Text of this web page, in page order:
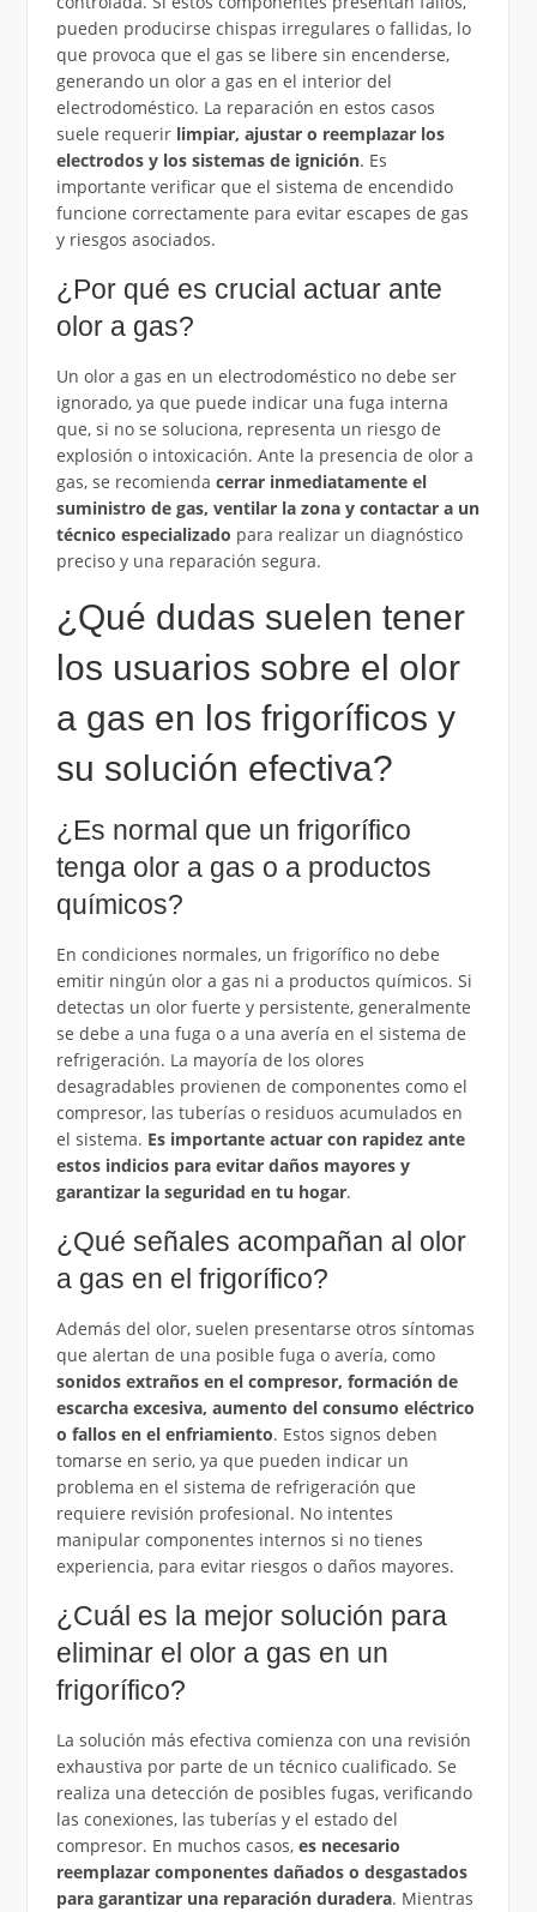
pueden producirse chispas irregulares o fallidas, lo
que provoca que el gas se libere sin encenderse,
generando un olor a gas en el interior del
electrodoméstico. La reparación en estos casos
suele requerir limpiar, ajustar o reemplazar los
electrodos y los sistemas de ignición. Es
importante verificar que el sistema de encendido
funcione correctamente para evitar escapes de gas
y riesgos asociados.
¿Por qué es crucial actuar ante
olor a gas?
Un olor a gas en un electrodoméstico no debe ser
ignorado, ya que puede indicar una fuga interna
que, si no se soluciona, representa un riesgo de
explosión o intoxicación. Ante la presencia de olor a
gas, se recomienda cerrar inmediatamente el
suministro de gas, ventilar la zona y contactar a un
técnico especializado para realizar un diagnóstico
preciso y una reparación segura.
¿Qué dudas suelen tener
los usuarios sobre el olor
a gas en los frigoríficos y
su solución efectiva?
¿Es normal que un frigorífico
tenga olor a gas o a productos
químicos?
En condiciones normales, un frigorífico no debe
emitir ningún olor a gas ni a productos químicos. Si
detectas un olor fuerte y persistente, generalmente
se debe a una fuga o a una avería en el sistema de
refrigeración. La mayoría de los olores
desagradables provienen de componentes como el
compresor, las tuberías o residuos acumulados en
el sistema. Es importante actuar con rapidez ante
estos indicios para evitar daños mayores y
garantizar la seguridad en tu hogar.
¿Qué señales acompañan al olor
a gas en el frigorífico?
Además del olor, suelen presentarse otros síntomas
que alertan de una posible fuga o avería, como
sonidos extraños en el compresor, formación de
escarcha excesiva, aumento del consumo eléctrico
o fallos en el enfriamiento. Estos signos deben
tomarse en serio, ya que pueden indicar un
problema en el sistema de refrigeración que
requiere revisión profesional. No intentes
manipular componentes internos si no tienes
experiencia, para evitar riesgos o daños mayores.
¿Cuál es la mejor solución para
eliminar el olor a gas en un
frigorífico?
La solución más efectiva comienza con una revisión
exhaustiva por parte de un técnico cualificado. Se
realiza una detección de posibles fugas, verificando
las conexiones, las tuberías y el estado del
compresor. En muchos casos, es necesario
reemplazar componentes dañados o desgastados
para garantizar una reparación duradera. Mientras